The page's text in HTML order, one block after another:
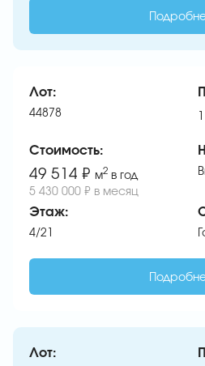
Лот:
44878
Стоимость:
49 514 ₽ м2 в год
5 430 000 ₽ в месяц
Этаж:
4/21
Лот: